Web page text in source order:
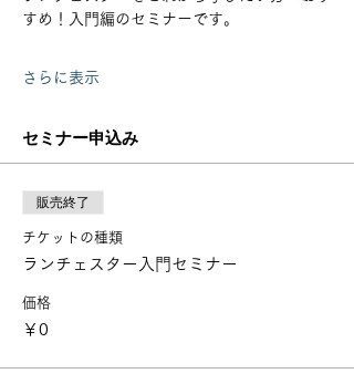
すめ！入門編のセミナーです。
さらに表示
セミナー申込み
販売終了
チケットの種類
ランチェスター入門セミナー
価格
￥0